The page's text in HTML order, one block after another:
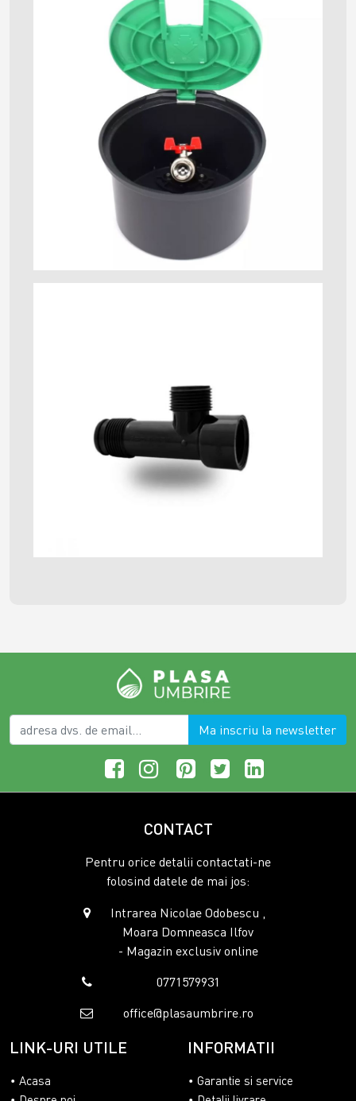
Ma inscriu la newsletter
CONTACT
Pentru orice detalii contactati-ne
folosind datele de mai jos:
Intrarea Nicolae Odobescu ,
Moara Domneasca Ilfov
- Magazin exclusiv online
0771579931
office@plasaumbrire.ro
LINK-URI UTILE
Acasa
INFORMATII
Garantie si service